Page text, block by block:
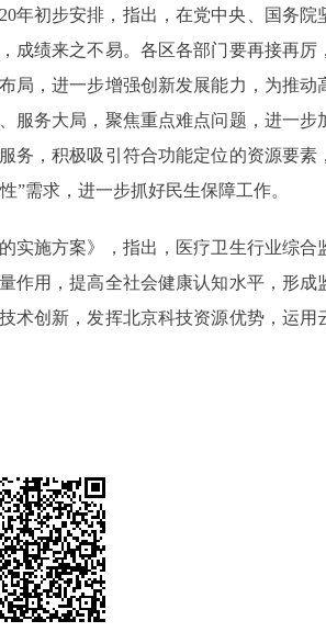
初步安排，指出，在党中央、国务院
成绩来之不易。各区各部门要再接再厉
，进一步增强创新发展能力，为推动
务大局，聚焦重点难点问题，进一步
，积极吸引符合功能定位的资源要素
”需求，进一步抓好民生保障工作。
施方案》，指出，医疗卫生行业综合
作用，提高全社会健康认知水平，形
创新，发挥北京科技资源优势，运用